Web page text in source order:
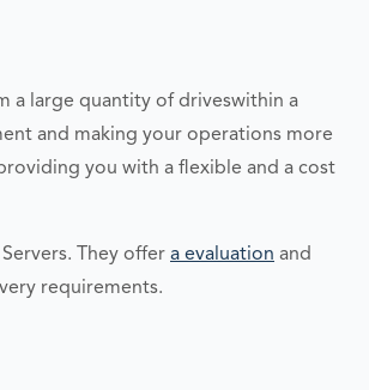
a large quantity of driveswithin a
and making your operations more
you with a flexible and a cost
They offer a evaluation and
requirements.